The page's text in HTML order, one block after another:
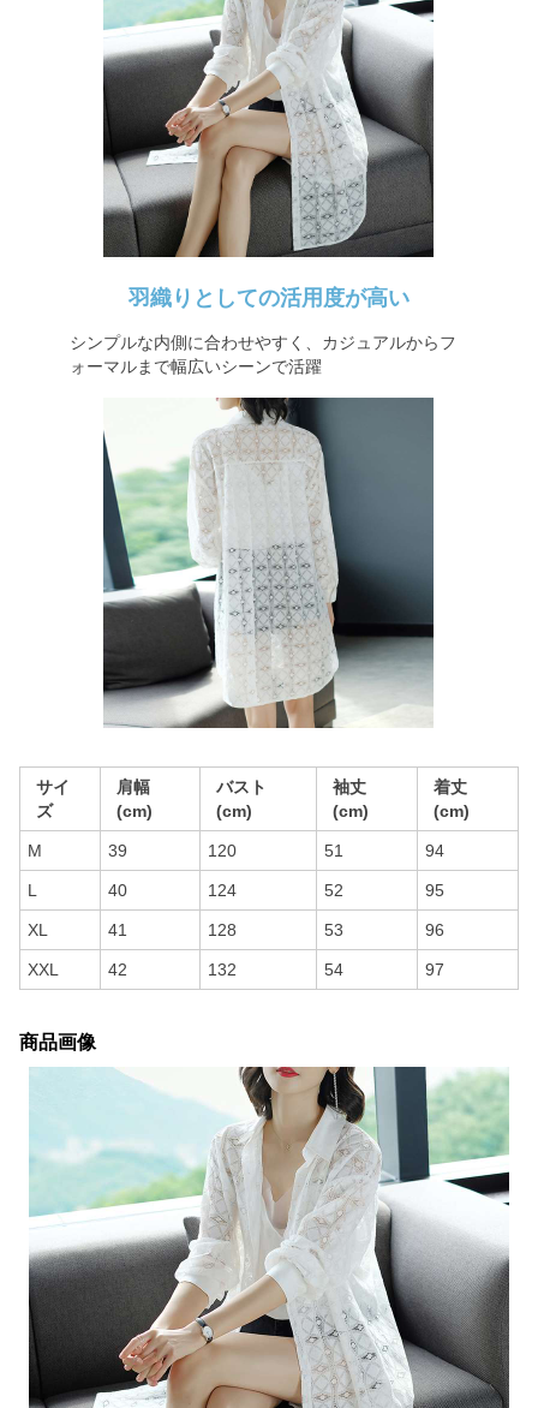
羽織りとしての活用度が高い
シンプルな内側に合わせやすく、カジュアルからフ
ォーマルまで幅広いシーンで活躍
サイ
ズ
肩幅
(cm)
バスト
(cm)
袖丈
(cm)
着丈
(cm)
M 39 120 51 94
L 40 124 52 95
XL 41 128 53 96
XXL 42 132 54 97
商品画像